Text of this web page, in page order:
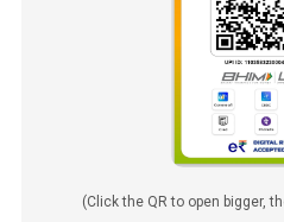
(Click the QR to open bigger,